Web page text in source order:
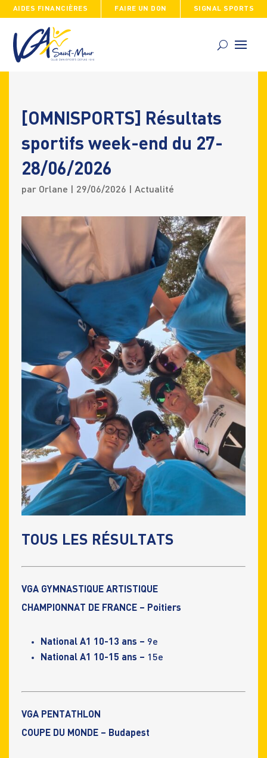
AIDES FINANCIÈRES FAIRE UN DON SIGNAL SPORTS
[OMNISPORTS] Résultats
sportifs week-end du 27-
28/06/2026
par Orlane 29/06/2026 Actualité
TOUS LES RÉSULTATS
VGA GYMNASTIQUE ARTISTIQUE
CHAMPIONNAT DE FRANCE – Poitiers
National A1 10-13 ans – 9e
National A1 10-15 ans – 15e
VGA PENTATHLON
COUPE DU MONDE – Budapest